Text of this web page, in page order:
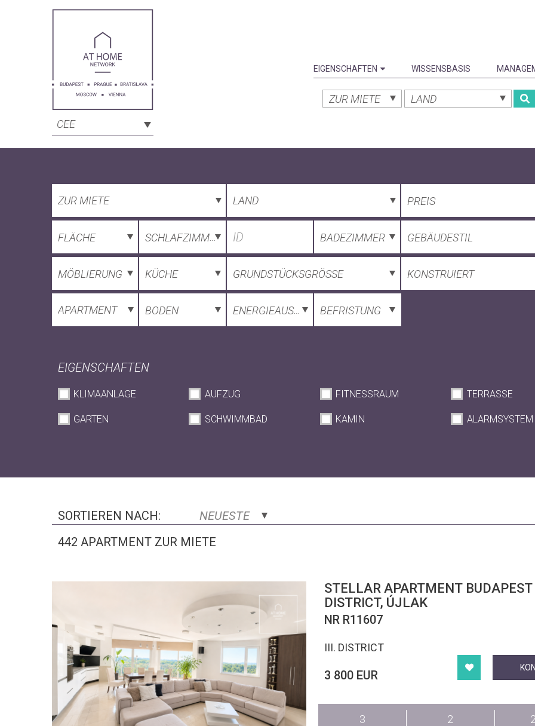
CEE
EIGENSCHAFTEN WISSENSBASIS
ZUR MIETE LAND
ZUR MIETE LAND PREIS
FLÄCHE SCHLAFZIMMER BADEZIMMER GEBÄUDESTIL
MÖBLIERUNG KÜCHE GRUNDSTÜCKSGRÖSSE KONSTRUIERT
APARTMENT BODEN ENERGIEAUSWEIS BEFRISTUNG
EIGENSCHAFTEN
KLIMAANLAGE AUFZUG FITNESSRAUM TERRASSE
GARTEN SCHWIMMBAD KAMIN ALARMSYSTEM
SORTIEREN NACH:
NEUESTE
442 APARTMENT ZUR MIETE
STELLAR APARTMENT BUDAPEST
DISTRICT, ÚJLAK
NR R11607
III. DISTRICT
3 800 EUR
3
2